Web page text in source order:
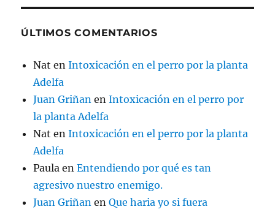
ÚLTIMOS COMENTARIOS
Nat enIntoxicación en el perro por la planta
Adelfa
Juan Griñan enIntoxicación en el perro por
la planta Adelfa
Nat enIntoxicación en el perro por la planta
Adelfa
Paula enEntendiendo por qué es tan
agresivo nuestro enemigo.
Juan Griñan enQue haria yo si fuera